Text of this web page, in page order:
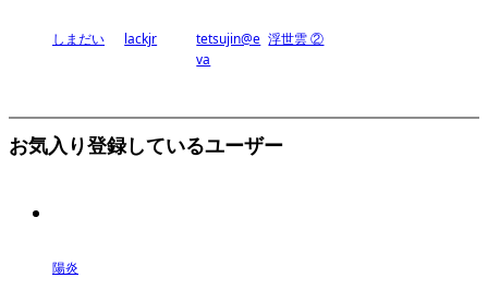
しまだい lackjr
tetsujin@e
va
浮世雲 ②
お気入り登録しているユーザー
陽炎